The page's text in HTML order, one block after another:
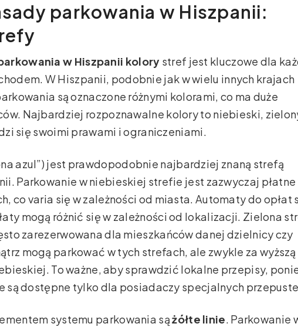
parkowania w Hiszpanii:
w Hiszpanii kolory stref jest kluczowe dla
W Hiszpanii, podobnie jak w wielu innych krajach
są oznaczone różnymi kolorami, co ma duże
Najbardziej rozpoznawalne kolory to niebieski,
się swoimi prawami i ograniczeniami.
azul”) jest prawdopodobnie najbardziej znaną strefą
Parkowanie w niebieskiej strefie jest zazwyczaj płatne
co varia się w zależności od miasta. Automaty do opłat
mogą różnić się w zależności od lokalizacji. Zielona
zarezerwowana dla mieszkańców danej dzielnicy czy
mogą parkować w tych strefach, ale zwykle za wyższą
To ważne, aby sprawdzić lokalne przepisy,
są dostępne tylko dla posiadaczy specjalnych
systemu parkowania sążółte linie. Parkowanie